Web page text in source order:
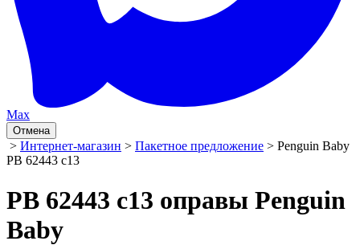
Max
Отмена
> Интернет-магазин > Пакетное предложение > Penguin Baby
PB 62443 c13
PB 62443 c13 оправы Penguin
Baby